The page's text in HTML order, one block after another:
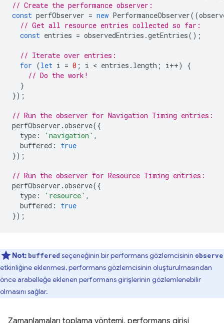
// Create the performance observer:
const perfObserver = new PerformanceObserver((
// Get all resource entries collected so far:
const entries = observedEntries .getEntries();
// Iterate over entries:
for (let i = 0 ; i < entries . length ; i++)
{
// Do the work!
}
});
// Run the observer for Navigation Timing entries:
perfObserver .observe({
type : 'navigation' ,
buffered :
true
});
// Run the observer for Resource Timing entries:
perfObserver .observe({
type : 'resource' ,
buffered :
true
});
Not: buffered seçeneğinin bir performans gözlemcisinin observe
etkinliğine eklenmesi, performans gözlemcisinin oluşturulmasından
önce arabelleğe eklenen performans girişlerinin gözlemlenebilir
olmasını sağlar.